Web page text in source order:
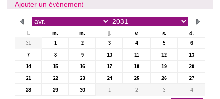
Ajouter un événement
l. m. m. j. v. s.
d.
31
1 2 3 4 5
6
7
8 9 10 11 12
13
14
15 16 17 18 19
20
21
22 23 24 25 26
27
28
29 30 1 2 3 4